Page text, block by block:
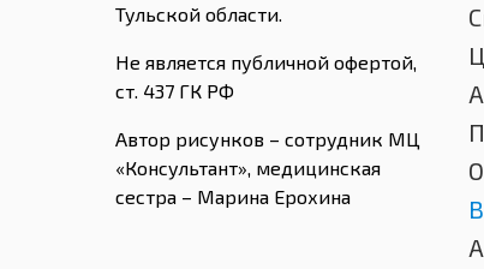
Тульской области.
Не является публичной офертой,
ст. 437 ГК РФ
Автор рисунков – сотрудник МЦ
«Консультант», медицинская
сестра – Марина Ерохина